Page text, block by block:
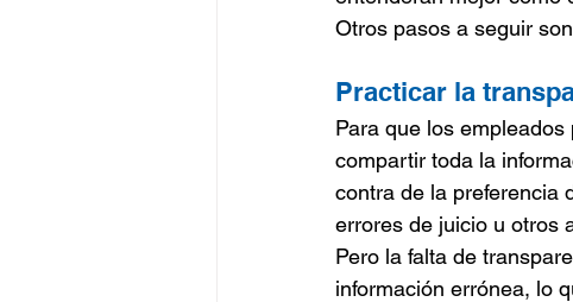
Otros pasos a seguir
Practicar la
Para que los
compartir toda la
contra de la preferencia
errores de juicio u otros
Pero la falta de
información errónea, lo